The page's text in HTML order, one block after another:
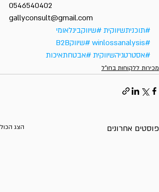
0546540402
gallyconsult@gmail.com
#תוכניתשיווקית #שיווקבינלאומי
#winlossanalysis
#שיווקB2B
#אסטרטגיהשיווקית #אבטחתאיכות
מכירות ללקוחות בחו"ל
פוסטים אחרונים הצג הכול